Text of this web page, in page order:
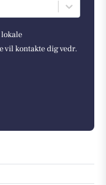
vil kontakte dig vedr.